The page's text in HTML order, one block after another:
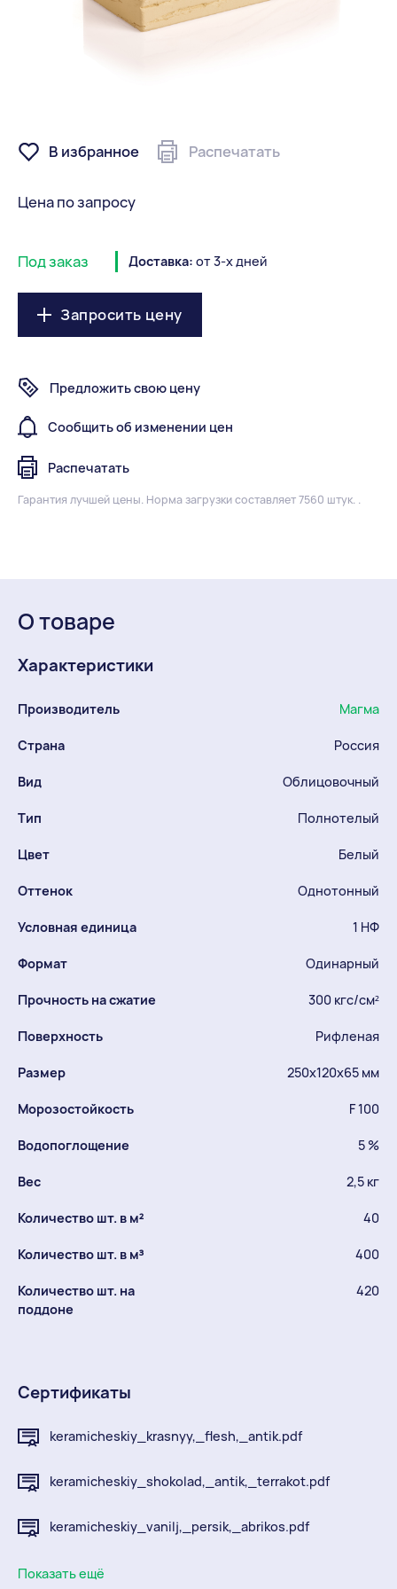
В избранное Распечатать
Цена по запросу
Под заказ Доставка: от 3-х дней
Запросить цену
Предложить свою цену
Сообщить об изменении цен
Распечатать
Гарантия лучшей цены. Норма загрузки составляет 7560 штук. .
О товаре
Характеристики
Производитель Магма
Страна Россия
Вид Облицовочный
Тип Полнотелый
Цвет Белый
Оттенок Однотонный
Условная единица 1 НФ
Формат Одинарный
Прочность на сжатие 300 кгс/см²
Поверхность Рифленая
Размер 250х120х65 мм
Морозостойкость F 100
Водопоглощение 5 %
Вес 2,5 кг
Количество шт. в м² 40
Количество шт. в м³ 400
Количество шт. на
поддоне
420
Сертификаты
keramicheskiy_krasnyy,_flesh,_antik.pdf
keramicheskiy_shokolad,_antik,_terrakot.pdf
keramicheskiy_vanilj,_persik,_abrikos.pdf
protokol_ispytaniy_istiraemostj_kislotostoykostj.p
Показать ещё